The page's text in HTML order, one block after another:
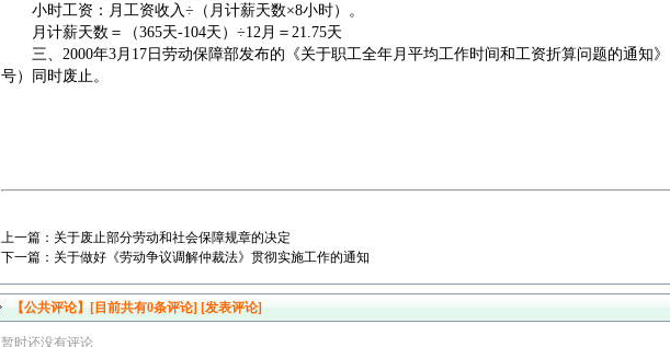
小时工资：月工资收入÷（月计薪天数×8小时）。
月计薪天数＝（365天-104天）÷12月＝21.75天
三、2000年3月17日劳动保障部发布的《关于职工全年月平均工作时间和工资折算问题的通知》
号）同时废止。
上一篇： 关于废止部分劳动和社会保障规章的决定
下一篇： 关于做好《劳动争议调解仲裁法》贯彻实施工作的通知
【公共评论】[目前共有0条评论] [发表评论]
暂时还没有评论